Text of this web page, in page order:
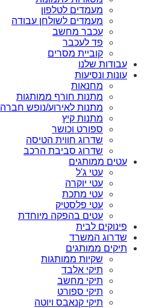
מעמדים לטלפון
מעמדים לשולחן עבודה
עכבר מחשב
פד לעכבר
קוביית מסרים
עבודות שלנו
עונות ונסיעות
מחנאות
מתנות חורף ממותגות
מתנות לאירוע/נופש חברה
מתנות קיץ
ספורט וכושר
שדרוג חווית הטיסה
שדרוג סביבת הרכב
עטים ממותגים
עטי ג'ל
עטי יוקרה
עטי מתכת
עטי פלסטיק
עטים בהפקה מיוחדת
פינוקים לבית
שדרוג המשרד
תיקים ממותגים
שקיות ממותגות
תיקי אלבד
תיקי מחשב
תיקי ספורט
תיקי קנאבס ויוטה